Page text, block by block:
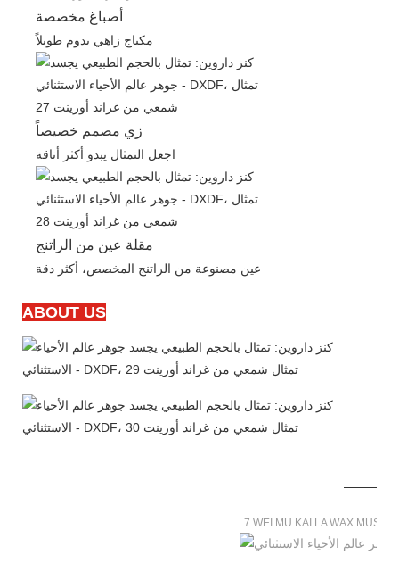
أصباغ مخصصة
مكياج زاهي يدوم طويلاً
زي مصمم خصيصاً
اجعل التمثال يبدو أكثر أناقة
مقلة عين من الراتنج
عين مصنوعة من الراتنج المخصص، أكثر دقة
ABOUT US
7 WEI MU KAI LA WAX